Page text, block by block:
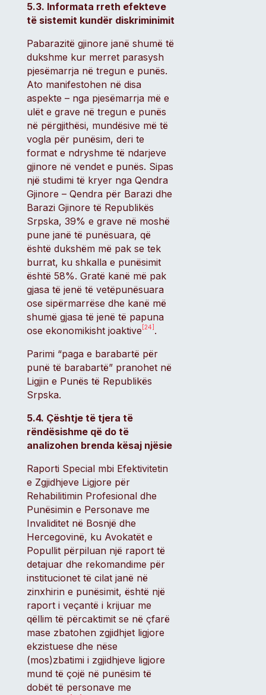
5.3. Informata rreth efekteve
të sistemit kundër diskriminimit
Pabarazitë gjinore janë shumë të
dukshme kur merret parasysh
pjesëmarrja në tregun e punës.
Ato manifestohen në disa
aspekte – nga pjesëmarrja më e
ulët e grave në tregun e punës
në përgjithësi, mundësive më të
vogla për punësim, deri te
format e ndryshme të ndarjeve
gjinore në vendet e punës. Sipas
një studimi të kryer nga Qendra
Gjinore – Qendra për Barazi dhe
Barazi Gjinore të Republikës
Srpska, 39% e grave në moshë
pune janë të punësuara, që
është dukshëm më pak se tek
burrat, ku shkalla e punësimit
është 58%. Gratë kanë më pak
gjasa të jenë të vetëpunësuara
ose sipërmarrëse dhe kanë më
shumë gjasa të jenë të papuna
ose ekonomikisht joaktive [24] .
Parimi “paga e barabartë për
punë të barabartë” pranohet në
Ligjin e Punës të Republikës
Srpska.
5.4. Çështje të tjera të
rëndësishme që do të
analizohen brenda kësaj njësie
Raporti Special mbi Efektivitetin
e Zgjidhjeve Ligjore për
Rehabilitimin Profesional dhe
Punësimin e Personave me
Invaliditet në Bosnjë dhe
Hercegovinë, ku Avokatët e
Popullit përpiluan një raport të
detajuar dhe rekomandime për
institucionet të cilat janë në
zinxhirin e punësimit, është një
raport i veçantë i krijuar me
qëllim të përcaktimit se në çfarë
mase zbatohen zgjidhjet ligjore
ekzistuese dhe nëse
(mos)zbatimi i zgjidhjeve ligjore
mund të çojë në punësim të
dobët të personave me